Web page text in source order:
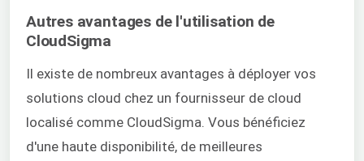
Autres avantages de l'utilisation de
CloudSigma
Il existe de nombreux avantages à déployer vos
solutions cloud chez un fournisseur de cloud
localisé comme CloudSigma. Vous bénéficiez
d'une haute disponibilité, de meilleures